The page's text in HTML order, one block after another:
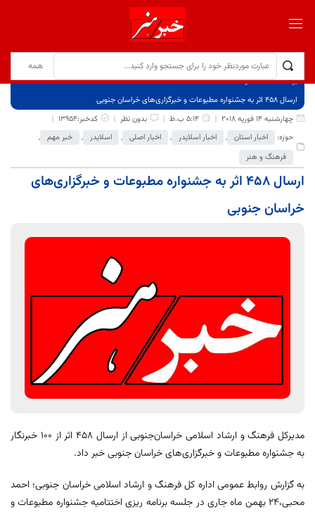
برگ نخست
نوشته‌ها
ارسال 458 اثر به جشنواره مطبوعات و خبرگزاری‌های خراسان جنوبی
چهارشنبه 14 فوریه 2018
5:14 ب.ظ بدون نظر
کدخبر:13954
حوزه:
اخبار استان , اخبار اسلایدر , اخبار اصلی , اسلایدر , خبر مهم ,
فرهنگ و هنر
ارسال 458 اثر به جشنواره مطبوعات و خبرگزاری‌های
خراسان جنوبی
مدیر‌کل فرهنگ و ارشاد اسلامی خراسان‌جنوبی از ارسال ٤٥٨ اثر از ١٠٠ خبرنگار
به جشنواره مطبوعات و خبرگزاری‌های خراسان جنوبی خبر داد.
به گزارش روابط عمومی اداره کل فرهنگ و ارشاد اسلامی خراسان جنوبی؛ احمد
محبی،٢٤ بهمن ماه جاری در جلسه برنامه ریزی اختتامیه جشنواره مطبوعات و